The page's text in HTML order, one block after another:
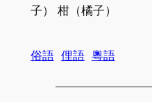
子） 柑（橘子）
俗語 俚語 粵語